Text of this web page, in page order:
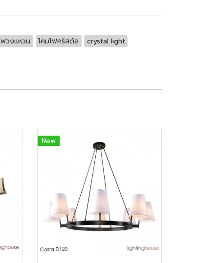
ฟวงแหวน โคมไฟคริสตัล crystal light
New